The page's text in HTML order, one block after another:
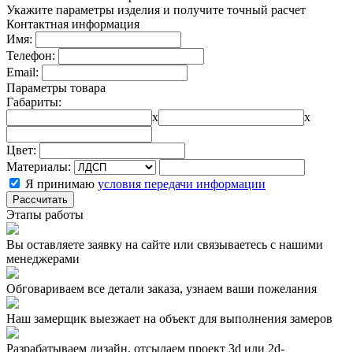
Укажите параметры изделия и получите точный расчет
Контактная информация
Имя:
Телефон:
Email:
Параметры товара
Габариты:
x
x
Цвет:
Материалы:
Я принимаю условия передачи информации
Рассчитать
Этапы работы
Вы оставляете заявку на сайте или связываетесь с нашими
менеджерами
Обговариваем все детали заказа, узнаем ваши пожелания
Наш замерщик выезжает на объект для выполнения замеров
Разрабатываем дизайн, отсылаем проект 3d или 2d-